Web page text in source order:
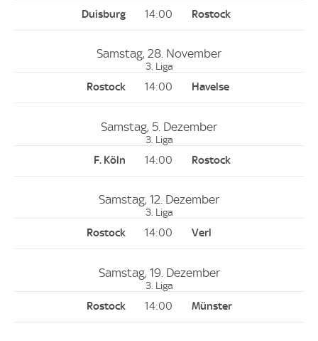
14:00
Samstag, 28. November
3. Liga
14:00
Samstag, 5. Dezember
3. Liga
14:00
Samstag, 12. Dezember
3. Liga
14:00
Samstag, 19. Dezember
3. Liga
14:00